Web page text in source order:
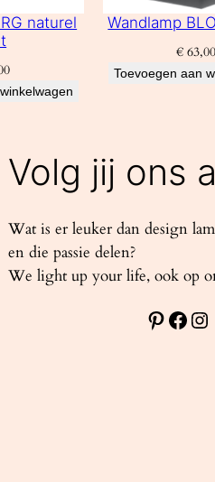
naturel
Wandlamp
€ 63,00
Toevoegen aan
Volg jij ons
Wat is er leuker dan design
en die passie delen?
We light up your life, ook op
Pinterest Facebook Instagram